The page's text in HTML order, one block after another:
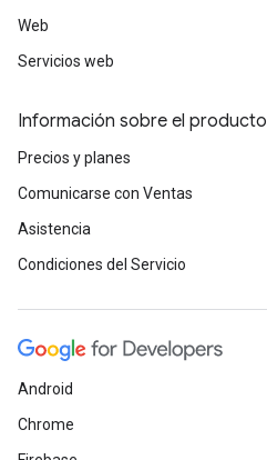
Web
Servicios web
Información sobre el producto
Precios y planes
Comunicarse con Ventas
Asistencia
Condiciones del Servicio
Android
Chrome